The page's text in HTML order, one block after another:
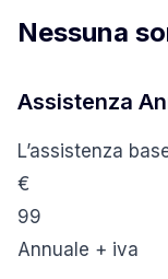
Nessuna
Assistenza
L’assistenza
€
99
Annuale + iva